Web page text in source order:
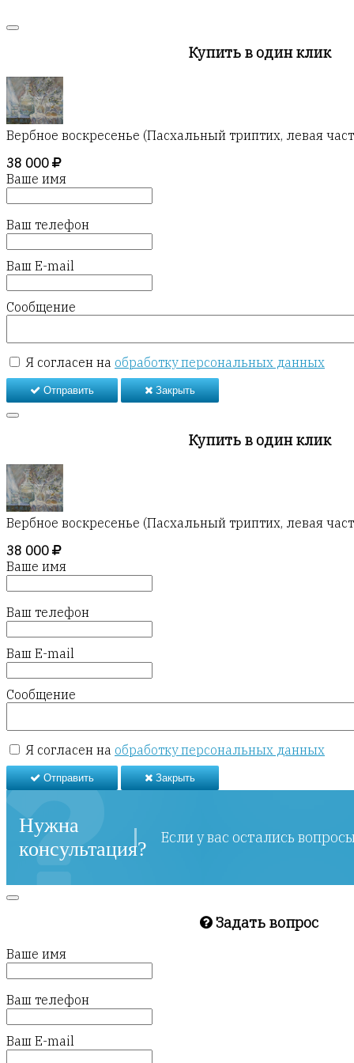
Купить в один клик
Вербное воскресенье (Пасхальный триптих, левая
38 000
Ваше имя
Ваш телефон
Ваш E-mail
Сообщение
Я согласен на обработку персональных данных
Отправить Закрыть
Купить в один клик
Вербное воскресенье (Пасхальный триптих, левая
38 000
Ваше имя
Ваш телефон
Ваш E-mail
Сообщение
Я согласен на обработку персональных данных
Отправить Закрыть
Нужна
консультация?
Если у вас остались
Задать вопрос
Ваше имя
Ваш телефон
Ваш E-mail